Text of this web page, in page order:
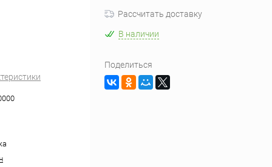
Рассчитать доставку
В наличии
Поделиться